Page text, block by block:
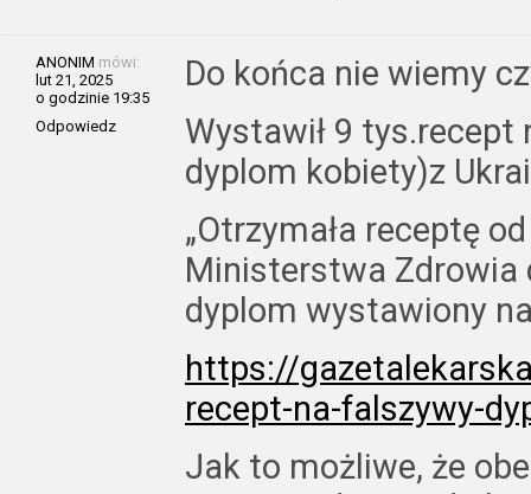
ANONIM mówi:
lut 21, 2025
o godzinie 19:35
Odpowiedz
Do końca nie wiemy
Wystawił 9 tys.recept
dyplom kobiety)z
„Otrzymała receptę
Ministerstwa Zdrowia
dyplom wystawiony
https://
recept-na-falszywy-
Jak to możliwe, że